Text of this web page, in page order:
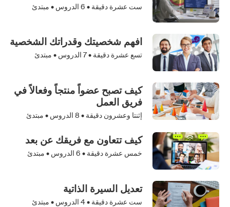
ست عشرة دقيقة • 6 الدروس • مبتدئ
افهم شخصيتك وقدراتك الشخصية
تسع عشرة دقيقة •7 الدروس • مبتدئ
كيف تصبح عضواً منتجاً وفعالاً في
فريق العمل
إثنتا وعشرون دقيقة • 8 الدروس • مبتدئ
كيف تتعاون مع فريقك عن بعد
خمس عشرة دقيقة • 6 الدروس • مبتدئ
تعديل السيرة الذاتية ‬‬‬‬‬‬‬‬‬‬‬
ست عشرة دقيقة •4 الدروس • مبتدئ